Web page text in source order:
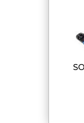
SONDE PRESENCE